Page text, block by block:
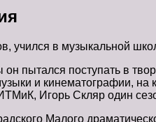
учился в музыкальной
пытался поступать в
и кинематографии,
Игорь Скляр один
Малого